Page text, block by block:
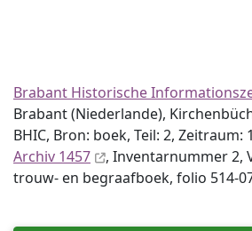
Brabant Historische
Brabant (Niederlande),
BHIC, Bron: boek, Teil: 2, Zeitraum:
Archiv 1457
, Inventar­nummer 2,
trouw- en begraafboek, folio 514-